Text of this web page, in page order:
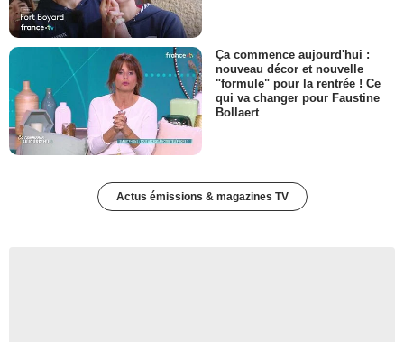
Ça commence aujourd'hui :
nouveau décor et nouvelle
"formule" pour la rentrée ! Ce
qui va changer pour Faustine
Bollaert
Actus émissions & magazines TV